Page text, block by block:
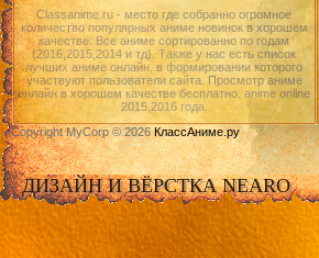
Classanime.ru - место где собранно огромное
количество популярных аниме новинок в хорошем
качестве. Все аниме сортированно по годам
(2016,2015,2014 и тд). Также у нас есть список
лучших аниме онлайн, в формировании которого
участвуют пользователи сайта. Просмотр аниме
онлайн в хорошем качестве бесплатно. anime online
2015,2016 года.
Copyright MyCorp © 2026КлассАниме.ру
ДИЗАЙН И ВЁРСТКА NEARO